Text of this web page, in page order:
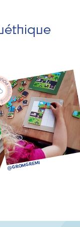
de plein air, ... et